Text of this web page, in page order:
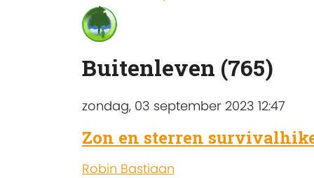
Buitenleven (765)
zondag, 03 september 2023 12:47
Zon en sterren
Robin Bastiaan